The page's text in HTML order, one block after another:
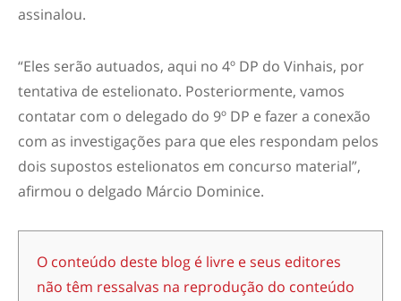
assinalou.
“Eles serão autuados, aqui no 4º DP do Vinhais, por
tentativa de estelionato. Posteriormente, vamos
contatar com o delegado do 9º DP e fazer a conexão
com as investigações para que eles respondam pelos
dois supostos estelionatos em concurso material”,
afirmou o delgado Márcio Dominice.
O conteúdo deste blog é livre e seus editores
não têm ressalvas na reprodução do conteúdo